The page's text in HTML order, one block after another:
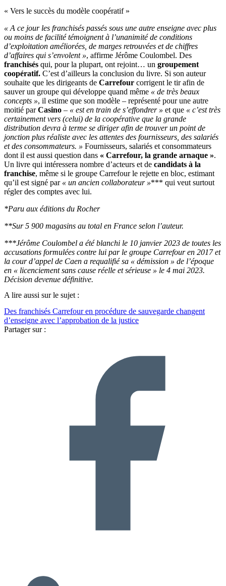
« Vers le succès du modèle coopératif »
« A ce jour les franchisés passés sous une autre enseigne avec plus
ou moins de facilité témoignent à l’unanimité de conditions
d’exploitation améliorées, de marges retrouvées et de chiffres
d’affaires qui s’envolent », affirme Jérôme Coulombel. Des
franchisés qui, pour la plupart, ont rejoint… un groupement
coopératif. C’est d’ailleurs la conclusion du livre. Si son auteur
souhaite que les dirigeants de Carrefour corrigent le tir afin de
sauver un groupe qui développe quand même « de très beaux
concepts », il estime que son modèle – représenté pour une autre
moitié parCasino – « est en train de s’effondrer » et que « c’est très
certainement vers (celui) de la coopérative que la grande
distribution devra à terme se diriger afin de trouver un point de
jonction plus réaliste avec les attentes des fournisseurs, des salariés
et des consommateurs. » Fournisseurs, salariés et consommateurs
dont il est aussi question dans « Carrefour, la grande arnaque ».
Un livre qui intéressera nombre d’acteurs et de candidats à la
franchise, même si le groupe Carrefour le rejette en bloc, estimant
qu’il est signé par « un ancien collaborateur »*** qui veut surtout
régler des comptes avec lui.
*Paru aux éditions du Rocher
**Sur 5 900 magasins au total en France selon l’auteur.
***Jérôme Coulombel a été blanchi le 10 janvier 2023 de toutes les
accusations formulées contre lui par le groupe Carrefour en 2017 et
la cour d’appel de Caen a requalifié sa « démission » de l’époque
en « licenciement sans cause réelle et sérieuse » le 4 mai 2023.
Décision devenue définitive.
A lire aussi sur le sujet :
Des franchisés Carrefour en procédure de sauvegarde changent
d’enseigne avec l’approbation de la justice
Partager sur :